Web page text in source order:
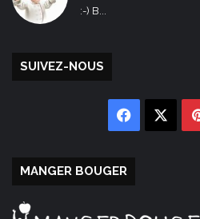
:-) B...
SUIVEZ-NOUS
Facebook
MANGER BOUGER